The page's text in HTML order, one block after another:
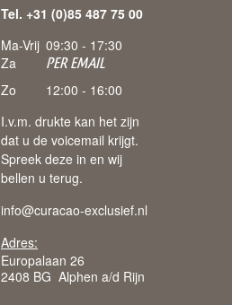
Tel. +31 (0)85 487 75 00
Ma-Vrij 09:30 - 17:30
Za
PER EMAIL
Zo
12:00 - 16:00
I.v.m. drukte kan het zijn
dat u de voicemail krijgt.
Spreek deze in en wij
bellen u terug.
info@curacao-exclusief.nl
Adres:
Europalaan 26
2408 BG Alphen a/d Rijn